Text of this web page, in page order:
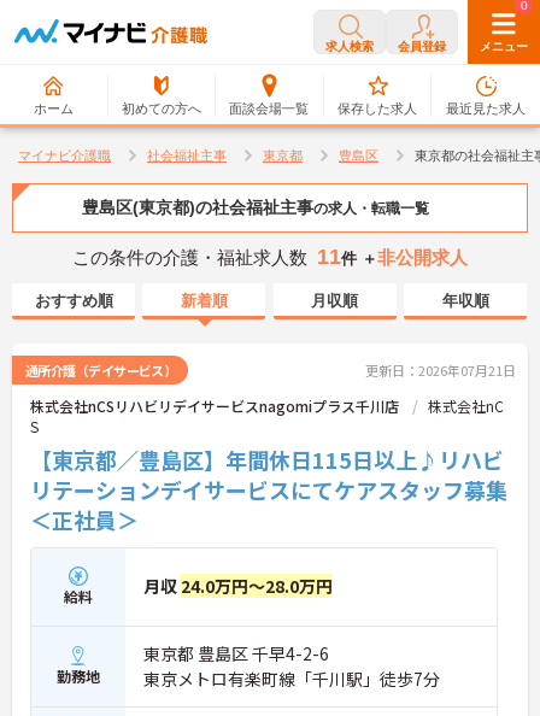
求人検索 会員登録 メニュー
ホーム 初めての方へ 面談会場一覧
0
保存した求人
0
最近見た求人
マイナビ介護職 社会福祉主事 東京都 豊島区 東京都の社会福祉主
豊島区(東京都)の社会福祉主事の求人・転職一覧
この条件の介護・福祉求人数 11件 ＋非公開求人
おすすめ順 新着順 月収順 年収順
通所介護（デイサービス） 更新日：2026年07月21日
株式会社nCSリハビリデイサービスnagomiプラス千川店
株式会社nC
S
【東京都／豊島区】年間休日115日以上♪リハビ
リテーションデイサービスにてケアスタッフ募集
＜正社員＞
給料 月収 24.0万円～28.0万円
勤務地
東京都 豊島区 千早4-2-6
東京メトロ有楽町線「千川駅」徒歩7分